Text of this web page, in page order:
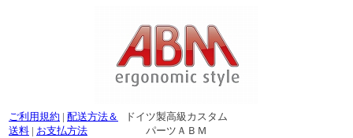
ご利用規約 | 配送方法＆
送料 | お支払方法
ドイツ製高級カスタム
パーツＡＢＭ